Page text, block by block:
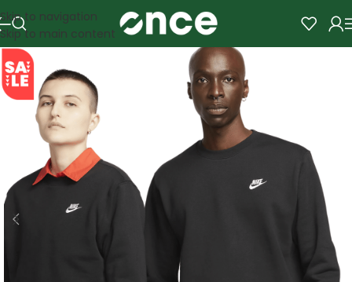
Skip to navigation
Skip to main content
SALE